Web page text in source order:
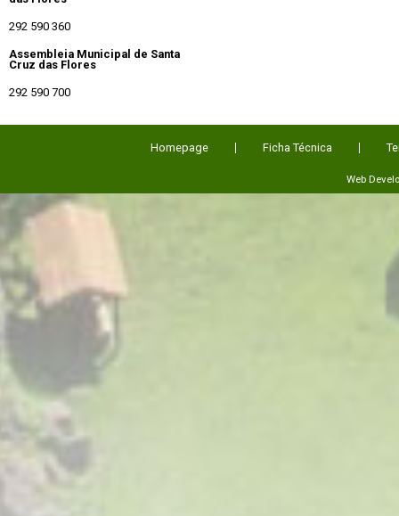
292 590 360
Assembleia Municipal de Santa
Cruz das Flores
292 590 700
Homepage Ficha Técnica
Web